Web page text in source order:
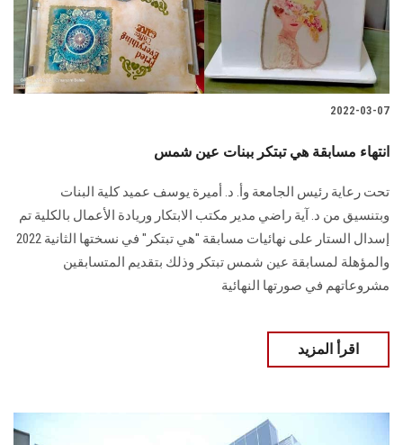
2022-03-07
انتهاء مسابقة هي تبتكر ببنات عين شمس
تحت رعاية رئيس الجامعة وأ. د. أميرة يوسف عميد كلية البنات
وبتنسيق من د. آية راضي مدير مكتب الابتكار وريادة الأعمال بالكلية تم
إسدال الستار على نهائيات مسابقة "هي تبتكر" في نسختها الثانية 2022
والمؤهلة لمسابقة عين شمس تبتكر وذلك بتقديم المتسابقين
مشروعاتهم في صورتها النهائية
اقرأ المزيد